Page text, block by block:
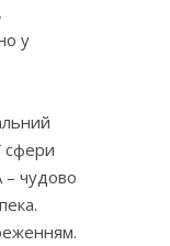
у
сфери
– чудово